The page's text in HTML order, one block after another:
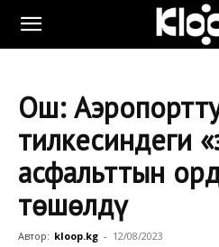
Ош:
тилкесиндеги
асфальттын
төшөлдү
Автор: kloop.kg - 12/08/2023